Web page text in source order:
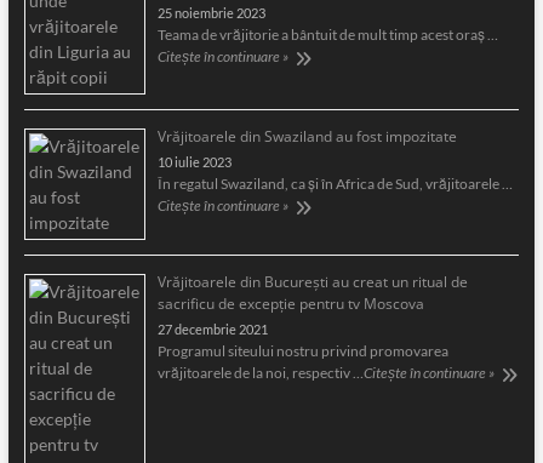
25 noiembrie 2023
Teama de vrăjitorie a bântuit de mult timp acest oraş …
Citește în continuare »
Vrăjitoarele din Swaziland au fost impozitate
10 iulie 2023
În regatul Swaziland, ca și în Africa de Sud, vrăjitoarele …
Citește în continuare »
Vrăjitoarele din București au creat un ritual de
sacrificu de excepție pentru tv Moscova
27 decembrie 2021
Programul siteului nostru privind promovarea
vrăjitoarele de la noi, respectiv …Citește în continuare »